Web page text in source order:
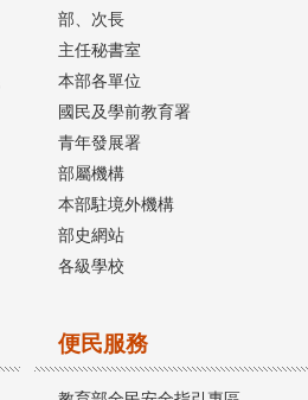
部、次長
主任秘書室
本部各單位
國民及學前教育署
青年發展署
部屬機構
本部駐境外機構
部史網站
各級學校
便民服務